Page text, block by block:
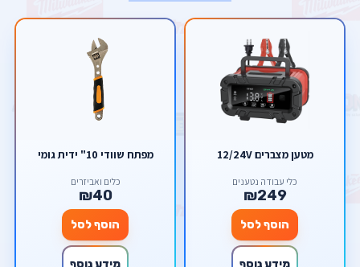
מטען מצברים 12/24V
כלי עבודה נטענים
₪249
הוסף לסל
מפתח שוודי 10" ידית גומי
כלים ואביזרים
₪40
הוסף לסל